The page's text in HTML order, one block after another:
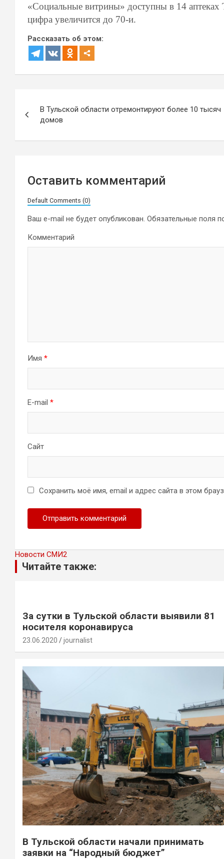
«Социальные витрины» доступны в 14 аптеках
цифра увеличится до 70-и.
Рассказать об этом:
по
записям
В Тульской области отремонтируют более 10 тысяч
домов
Оставить комментарий
Default Comments (0)
Ваш e-mail не будет опубликован. Обязательные поля
Комментарий
Имя *
E-mail *
Сайт
Сохранить моё имя, email и адрес сайта в этом
Новости СМИ2
Читайте также:
За сутки в Тульской области выявили 81
носителя коронавируса
23.06.2020 journalist
В Тульской области начали принимать
заявки на “Народный бюджет”